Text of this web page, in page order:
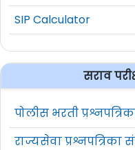
SIP Calculator
सराव
पोलीस भरती
राज्यसेवा प्रश्नपत्रिका